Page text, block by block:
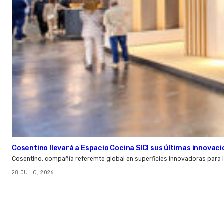
Cosentino llevará a Espacio Cocina SICI sus últimas
Cosentino, compañía referemte global en superficies innovadoras
28 JULIO, 2026